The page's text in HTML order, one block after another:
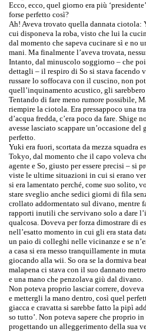
Ecco, ecco, quel giorno era più
forse perfetto così?
Ah! Aveva trovato quella dannata ciotola:
cui disponeva la roba, visto che lui la
dal momento che sapeva cucinare sì e no
mani. Ma finalmente l’aveva trovata,
Intanto, dal minuscolo soggiorno – che poi
dettagli – il respiro di So si stava facendo
russare lo soffocava con il cuscino, non
quell’inquinamento acustico, gli
Tentando di fare meno rumore possibile,
riempire la ciotola. Era pressappoco una
d’acqua fredda, c’era poco da fare. Shige
avesse lasciato scappare un’occasione
perfetto.
Yuki era fuori, scortata da mezza squadra
Tokyo, dal momento che il capo voleva
agente e So, giusto per essere precisi – si
viste le ultime situazioni in cui si erano
si era lamentato perché, come suo solito,
stare sveglio anche sedici giorni di fila
crollato addormentato sul divano, mentre
rapporti inutili che servivano solo a dare
qualcosa. Doveva per forza dimostrare di
nell’esatto momento in cui gli era stata
un paio di colleghi nelle vicinanze e se
a casa si era messo tranquillamente in
giocando alla wii. So ora se la dormiva
malapena ci stava con il suo dannato
e una mano che penzolava giù dal divano.
Non poteva proprio lasciar correre,
e mettergli la mano dentro, così quel
giacca e cravatta si sarebbe fatto la pipì
so tutto’. Non poteva sapere che proprio
progettando un alleggerimento della sua